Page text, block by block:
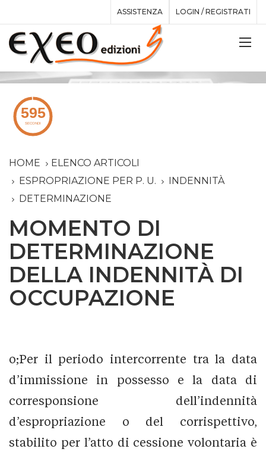
ASSISTENZA LOGIN / REGISTRATI
HOME
ELENCO ARTICOLI
ESPROPRIAZIONE PER P. U.
INDENNITÀ
DETERMINAZIONE
MOMENTO DI
DETERMINAZIONE
DELLA INDENNITÀ DI
OCCUPAZIONE
o;Per il periodo intercorrente tra la data
d’immissione in possesso e la data di
corresponsione dell’indennità
d’espropriazione o del corrispettivo,
stabilito per l’atto di cessione volontaria è